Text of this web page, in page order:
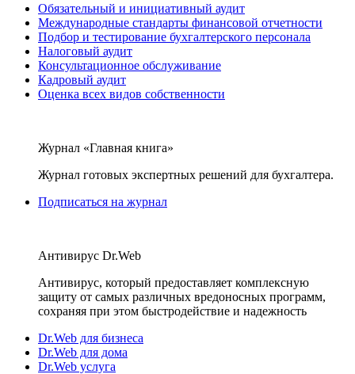
Обязательный и инициативный аудит
Международные стандарты финансовой отчетности
Подбор и тестирование бухгалтерского персонала
Налоговый аудит
Консультационное обслуживание
Кадровый аудит
Оценка всех видов собственности
Журнал «Главная книга»
Журнал готовых экспертных решений для бухгалтера.
Подписаться на журнал
Антивирус Dr.Web
Антивирус, который предоставляет комплексную
защиту от самых различных вредоносных программ,
сохраняя при этом быстродействие и надежность
Dr.Web для бизнеса
Dr.Web для дома
Dr.Web услуга